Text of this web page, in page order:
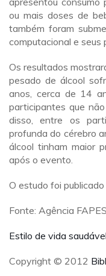
ou mais doses de
também foram
computacional e seus
Os resultados
pesado de álcool
anos, cerca de 14
participantes que
disso, entre os
profunda do cérebro
álcool tinham maior
após o evento.
O estudo foi
Fonte: Agência
Estilo de vida
Copyright © 2012